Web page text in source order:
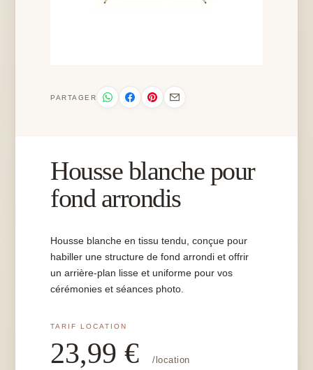
PARTAGER
Housse blanche pour
fond arrondis
Housse blanche en tissu tendu, conçue pour
habiller une structure de fond arrondi et offrir
un arrière-plan lisse et uniforme pour vos
cérémonies et séances photo.
23,99€ /location